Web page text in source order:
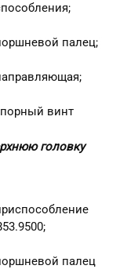
палец;
винт
головку
палец